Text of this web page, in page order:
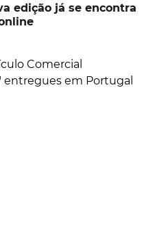
edição já se encontra